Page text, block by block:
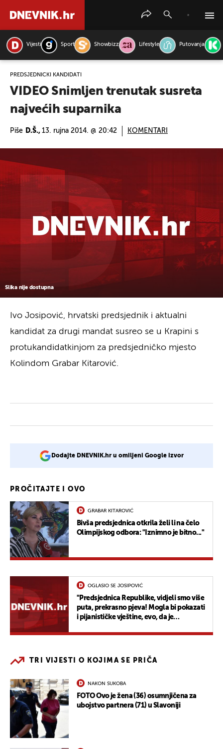
Vijesti Sport Showbizz Lifestyle Putovanja
PREDSJEDNIČKI KANDIDATI
VIDEO Snimljen trenutak susreta
najvećih suparnika
Piše D.Š., 13. rujna 2014. @ 20:42 KOMENTARI
Slika nije dostupna
Ivo Josipović, hrvatski predsjednik i aktualni
kandidat za drugi mandat susreo se u Krapini s
protukandidatkinjom za predsjedničko mjesto
Kolindom Grabar Kitarović.
Dodajte DNEVNIK.hr u omiljeni Google izvor
PROČITAJTE I OVO
GRABAR KITAROVIĆ
Bivša predsjednica otkrila želi li na čelo
Olimpijskog odbora: "Iznimno je bitno..."
OGLASIO SE JOSIPOVIĆ
"Predsjednica Republike, vidjeli smo više
puta, prekrasno pjeva! Mogla bi pokazati
i pijanističke vještine, evo, da je
TRI VIJESTI O KOJIMA SE PRIČA
NAKON SUKOBA
FOTO Ovo je žena (36) osumnjičena za
ubojstvo partnera (71) u Slavoniji
PRETRAŽITE VIJESTI